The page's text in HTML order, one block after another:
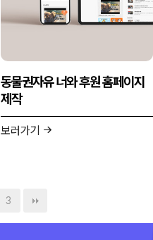
동물권자유 너와 후원 홈페이지
제작
보러가기
3